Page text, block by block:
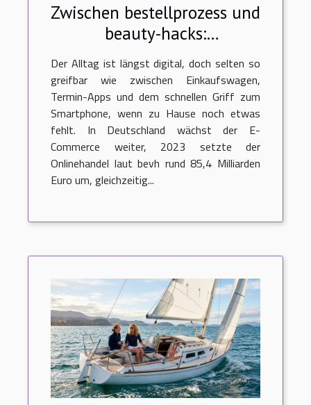
Zwischen bestellprozess und
beauty-hacks:
digitalisierung trifft alltag
Der Alltag ist längst digital, doch selten so
greifbar wie zwischen Einkaufswagen,
Termin-Apps und dem schnellen Griff zum
Smartphone, wenn zu Hause noch etwas
fehlt. In Deutschland wächst der E-
Commerce weiter, 2023 setzte der
Onlinehandel laut bevh rund 85,4 Milliarden
Euro um, gleichzeitig...